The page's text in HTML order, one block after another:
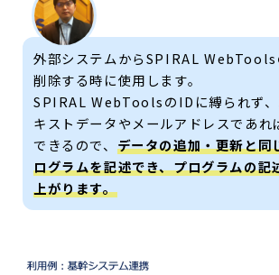
外部システムからSPIRAL WebTools
削除する時に使用します。
SPIRAL WebToolsのIDに縛られず、
キストデータやメールアドレスであれ
できるので、 データの追加・更新と同
ログラムを記述でき、プログラムの記
上がります。